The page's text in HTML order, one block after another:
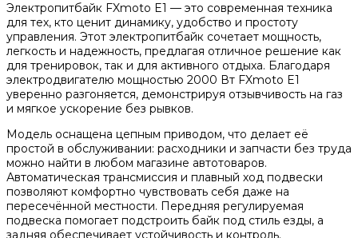
Электропитбайк FXmoto E1 — это современная техника
для тех, кто ценит динамику, удобство и простоту
управления. Этот электропитбайк сочетает мощность,
легкость и надежность, предлагая отличное решение как
для тренировок, так и для активного отдыха. Благодаря
электродвигателю мощностью 2000 Вт FXmoto E1
уверенно разгоняется, демонстрируя отзывчивость на газ
и мягкое ускорение без рывков.
Модель оснащена цепным приводом, что делает её
простой в обслуживании: расходники и запчасти без труда
можно найти в любом магазине автотоваров.
Автоматическая трансмиссия и плавный ход подвески
позволяют комфортно чувствовать себя даже на
пересечённой местности. Передняя регулируемая
подвеска помогает подстроить байк под стиль езды, а
задняя обеспечивает устойчивость и контроль.